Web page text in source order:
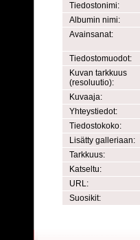
Tiedostonimi:
Albumin nimi:
Avainsanat:
Tiedostomuodot:
Kuvan tarkkuus
(resoluutio):
Kuvaaja:
Yhteystiedot:
Tiedostokoko:
Lisätty galleriaan:
Tarkkuus:
Katseltu:
URL:
Suosikit: